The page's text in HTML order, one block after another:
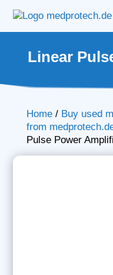
Linear
Home/ Buy used
from
Pulse Power